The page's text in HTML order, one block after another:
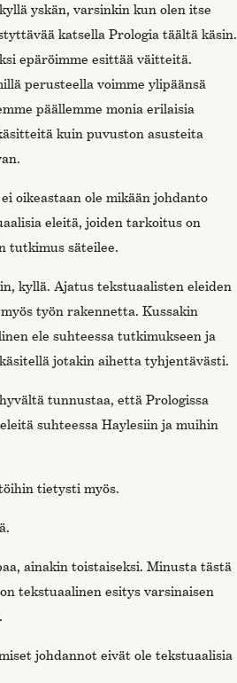
yskän, varsinkin kun olen itse
katsella Prologia täältä käsin.
epäröimme esittää väitteitä.
perusteella voimme ylipäänsä
päällemme monia erilaisia
kuin puvuston asusteita
oikeastaan ole mikään johdanto
eleitä, joiden tarkoitus on
tutkimus säteilee.
kyllä. Ajatus tekstuaalisten eleiden
työn rakennetta. Kussakin
ele suhteessa tutkimukseen ja
jotakin aihetta tyhjentävästi.
tunnustaa, että Prologissa
suhteessa Haylesiin ja muihin
tietysti myös.
ainakin toistaiseksi. Minusta tästä
tekstuaalinen esitys varsinaisen
johdannot eivät ole tekstuaalisia